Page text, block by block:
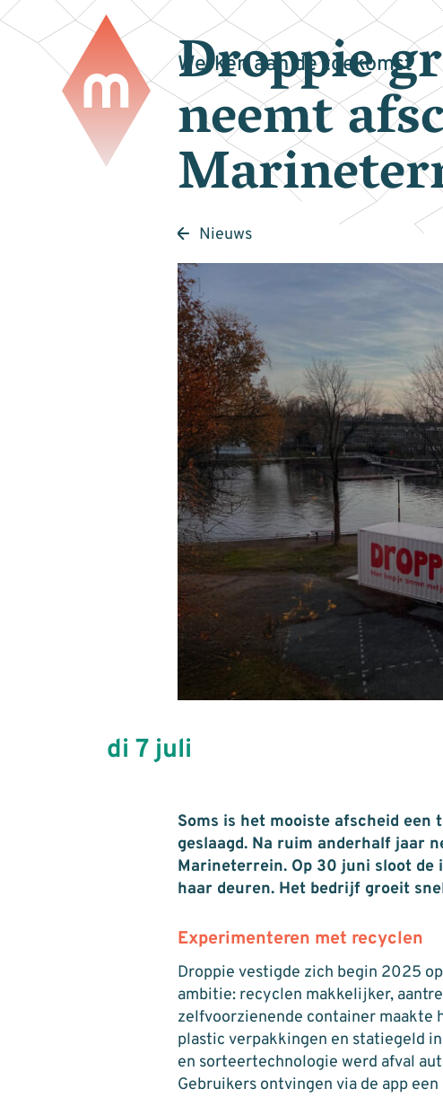
Werken aan de toekomst
Droppie
neemt
Nieuws
di 7 juli
Soms is het mooiste afscheid een
geslaagd. Na ruim anderhalf jaar
Marineterrein. Op 30 juni sloot
haar deuren. Het bedrijf groeit
Experimenteren met recyclen
Droppie vestigde zich begin 2025
ambitie: recyclen makkelijker,
zelfvoorzienende container maakte
plastic verpakkingen en statiegeld
en sorteertechnologie werd afval
Gebruikers ontvingen via de app